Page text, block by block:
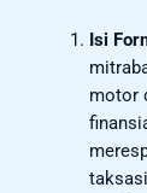
Isi
motor